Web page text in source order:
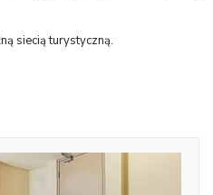
siecią turystyczną.